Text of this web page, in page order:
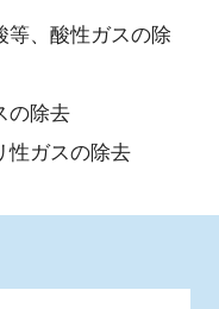
等、酸性ガスの除
の除去
性ガスの除去